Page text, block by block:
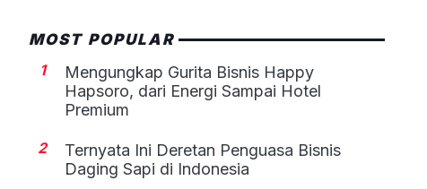
MOST POPULAR
1
Mengungkap Gurita Bisnis Happy
Hapsoro, dari Energi Sampai Hotel
Premium
2
Ternyata Ini Deretan Penguasa Bisnis
Daging Sapi di Indonesia